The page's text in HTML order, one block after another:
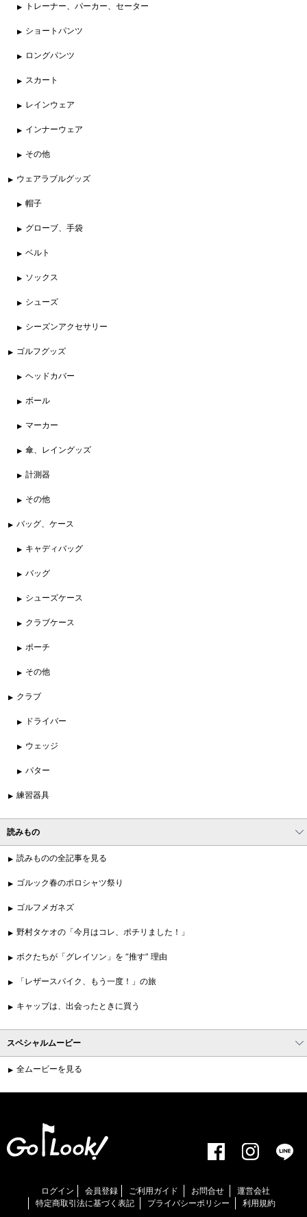
トレーナー、パーカー、セーター
ショートパンツ
ロングパンツ
スカート
レインウェア
インナーウェア
その他
ウェアラブルグッズ
帽子
グローブ、手袋
ベルト
ソックス
シューズ
シーズンアクセサリー
ゴルフグッズ
ヘッドカバー
ボール
マーカー
傘、レイングッズ
計測器
その他
バッグ、ケース
キャディバッグ
バッグ
シューズケース
クラブケース
ポーチ
その他
クラブ
ドライバー
ウェッジ
パター
練習器具
読みもの
読みものの全記事を見る
ゴルック春のポロシャツ祭り
ゴルフメガネズ
野村タケオの「今月はコレ、ポチリました！」
ボクたちが「グレイソン」を “推す” 理由
「レザースパイク、もう一度！」の旅
キャップは、出会ったときに買う
スペシャルムービー
全ムービーを見る
ログイン 会員登録 ご利用ガイド お問合せ
運営会社
特定商取引法に基づく表記
プライバシーポリシー 利用規約